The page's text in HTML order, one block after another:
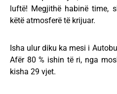
luftë! Megjithë habinë time,
këtë atmosferë të krijuar.
Isha ulur diku ka mesi i
Afër 80 % ishin të ri, nga
kisha 29 vjet.